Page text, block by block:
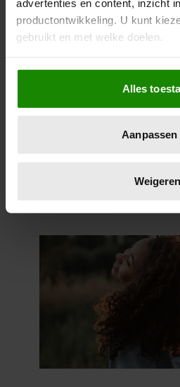
advertenties en content, inzicht
productontwikkeling. U kunt
gebruikt en met welke doelen.
Als u het toestaat, willen we ook
Informatie verzamelen
locatie, die tot een paar
scannen op specifieke
verwerkt en stel uw voorkeuren
intrekken in de Cookieverklaring.
We gebruiken cookies om
personaliseren, om functies voor
en om ons websiteverkeer te
informatie over uw gebruik van
partners voor social media,
partners kunnen deze gegevens
informatie die u aan ze heeft
verzameld op basis van uw
Alles
Aanpassen
Weigeren
een ander bent?